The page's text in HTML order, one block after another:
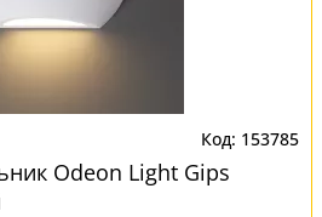
153785
Odeon Light Gips